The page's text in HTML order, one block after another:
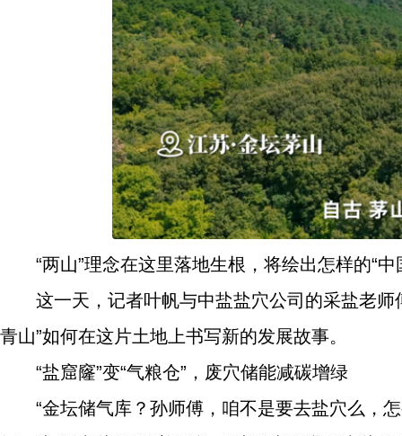
“两山”理念在这里落地生根，将绘出怎样的“中
这一天，记者叶帆与中盐盐穴公司的采盐老
青山”如何在这片土地上书写新的发展故事。
“盐窟窿”变“气粮仓”，废穴储能减碳增绿
“金坛储气库？孙师傅，咱不是要去盐穴么，